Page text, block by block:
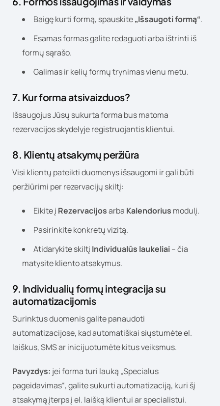
Baigę kurti formą, spauskite„Išsaugoti formą“.
Esamas formas galite redaguoti arba ištrinti iš
formų sąrašo.
Galimas ir kelių formų trynimas vienu metu.
7. Kur forma atsivaizduos?
Išsaugojus Jūsų sukurta forma bus matoma
rezervacijos skydelyje registruojantis klientui.
8. Klientų atsakymų peržiūra
Visi klientų pateikti duomenys išsaugomi ir gali būti
peržiūrimi per rezervacijų skiltį:
Eikite į Rezervacijosarba Kalendorius modulį.
Pasirinkite konkretų vizitą.
Atidarykite skiltį Individualūs laukeliai– čia
matysite kliento atsakymus.
9. Individualių formų integracija su
automatizacijomis
Surinktus duomenis galite panaudoti
automatizacijose, kad automatiškai siųstumėte el.
laiškus, SMS ar inicijuotumėte kitus veiksmus.
Pavyzdys: jei forma turi lauką „Specialus
pageidavimas“, galite sukurti automatizaciją, kuri šį
atsakymą įterps į el. laišką klientui ar specialistui.